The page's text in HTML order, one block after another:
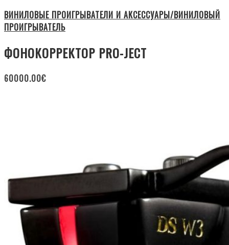
ВИНИЛОВЫЕ ПРОИГРЫВАТЕЛИ И АКСЕССУАРЫ/ВИНИЛОВЫЙ
ПРОИГРЫВАТЕЛЬ
ФОНОКОРРЕКТОР PRO-JECT
60000.00€